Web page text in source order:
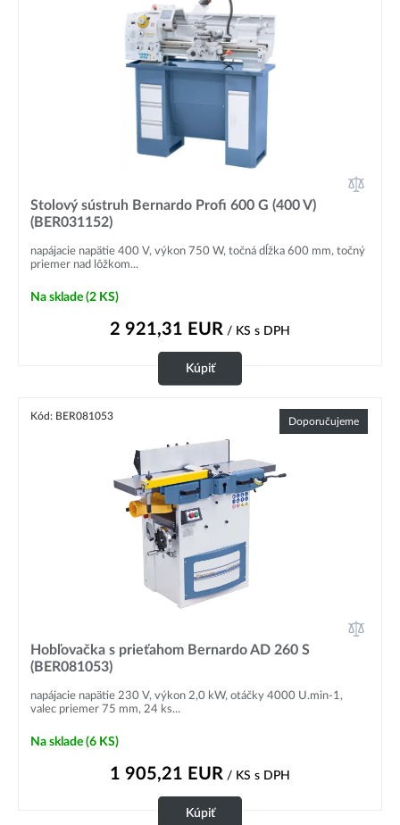
Stolový sústruh Bernardo Profi 600 G (400 V)
(BER031152)
napájacie napätie 400 V, výkon 750 W, točná dĺžka 600 mm, točný
priemer nad lôžkom...
Na sklade (2 KS)
2 921,31 EUR / KS s DPH
Kúpiť
Kód: BER081053 Doporučujeme
Hobľovačka s prieťahom Bernardo AD 260 S
(BER081053)
napájacie napätie 230 V, výkon 2,0 kW, otáčky 4000 U.min-1,
valec priemer 75 mm, 24 ks...
Na sklade (6 KS)
1 905,21 EUR / KS s DPH
Kúpiť